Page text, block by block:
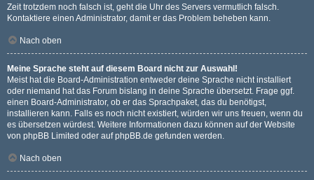
Zeit trotzdem noch falsch ist, geht die Uhr des Servers vermutlich falsch.
Kontaktiere einen Administrator, damit er das Problem beheben kann.
Nach oben
Meine Sprache steht auf diesem Board nicht zur Auswahl!
Meist hat die Board-Administration entweder deine Sprache nicht installiert
oder niemand hat das Forum bislang in deine Sprache übersetzt. Frage ggf.
einen Board-Administrator, ob er das Sprachpaket, das du benötigst,
installieren kann. Falls es noch nicht existiert, würden wir uns freuen, wenn du
es übersetzen würdest. Weitere Informationen dazu können auf der Website
von phpBB Limited oder aufphpBB.de gefunden werden.
Nach oben